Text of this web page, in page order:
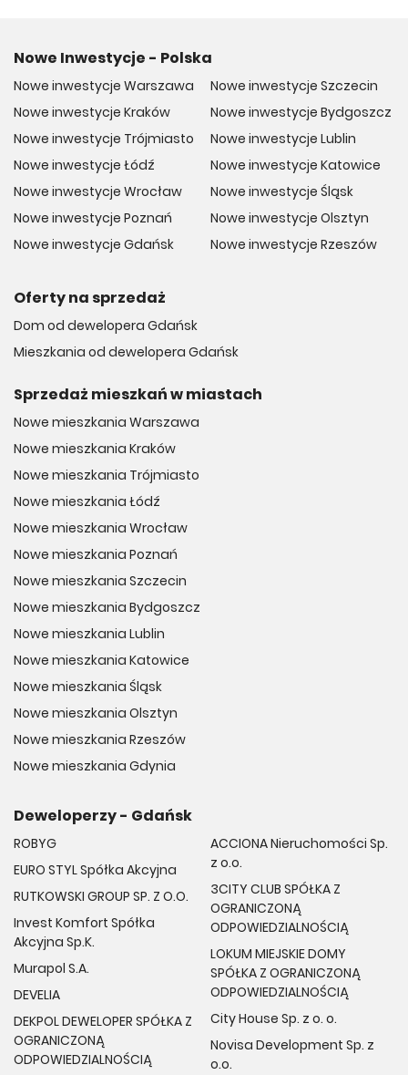
Nowe Inwestycje - Polska
Nowe inwestycje Warszawa
Nowe inwestycje Kraków
Nowe inwestycje Trójmiasto
Nowe inwestycje Łódź
Nowe inwestycje Wrocław
Nowe inwestycje Poznań
Nowe inwestycje Gdańsk
Nowe inwestycje Szczecin
Nowe inwestycje Bydgoszcz
Nowe inwestycje Lublin
Nowe inwestycje Katowice
Nowe inwestycje Śląsk
Nowe inwestycje Olsztyn
Nowe inwestycje Rzeszów
Oferty na sprzedaż
Dom od dewelopera Gdańsk
Mieszkania od dewelopera Gdańsk
Sprzedaż mieszkań w miastach
Nowe mieszkania Warszawa
Nowe mieszkania Kraków
Nowe mieszkania Trójmiasto
Nowe mieszkania Łódź
Nowe mieszkania Wrocław
Nowe mieszkania Poznań
Nowe mieszkania Szczecin
Nowe mieszkania Bydgoszcz
Nowe mieszkania Lublin
Nowe mieszkania Katowice
Nowe mieszkania Śląsk
Nowe mieszkania Olsztyn
Nowe mieszkania Rzeszów
Nowe mieszkania Gdynia
Deweloperzy - Gdańsk
ROBYG
EURO STYL Spółka Akcyjna
RUTKOWSKI GROUP SP. Z O.O.
Invest Komfort Spółka
Akcyjna Sp.K.
Murapol S.A.
DEVELIA
DEKPOL DEWELOPER SPÓŁKA Z
OGRANICZONĄ
ODPOWIEDZIALNOŚCIĄ
ACCIONA Nieruchomości Sp.
z o.o.
3CITY CLUB SPÓŁKA Z
OGRANICZONĄ
ODPOWIEDZIALNOŚCIĄ
LOKUM MIEJSKIE DOMY
SPÓŁKA Z OGRANICZONĄ
ODPOWIEDZIALNOŚCIĄ
City House Sp. z o. o.
Novisa Development Sp. z
o.o.